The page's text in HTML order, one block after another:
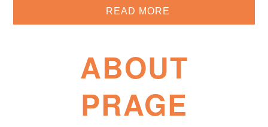
READ MORE
ABOUT
PRAGE